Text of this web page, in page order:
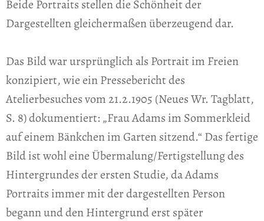
Beide Portraits stellen die Schönheit der
Dargestellten gleichermaßen überzeugend dar.
Das Bild war ursprünglich als Portrait im Freien
konzipiert, wie ein Pressebericht des
Atelierbesuches vom 21.2.1905 (Neues Wr. Tagblatt,
S. 8) dokumentiert: „Frau Adams im Sommerkleid
auf einem Bänkchen im Garten sitzend.“ Das fertige
Bild ist wohl eine Übermalung/Fertigstellung des
Hintergrundes der ersten Studie, da Adams
Portraits immer mit der dargestellten Person
begann und den Hintergrund erst später